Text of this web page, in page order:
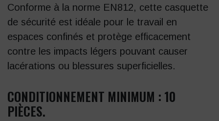
Conforme à la norme EN812, cette casquette
de sécurité est idéale pour le travail en
espaces confinés et protège efficacement
contre les impacts légers pouvant causer
lacérations ou blessures superficielles.
CONDITIONNEMENT MINIMUM : 10
PIÈCES.